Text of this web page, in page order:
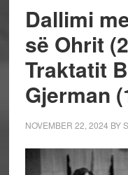
Dallimi
së Ohrit
Traktatit
Gjerman
NOVEMBER 22, 2024 BY